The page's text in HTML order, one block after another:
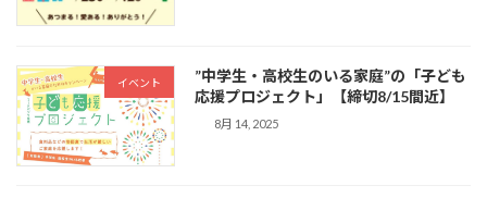
イベント
”中学生・高校生のいる家庭”の「子ども
応援プロジェクト」【締切8/15間近】
8月 14, 2025